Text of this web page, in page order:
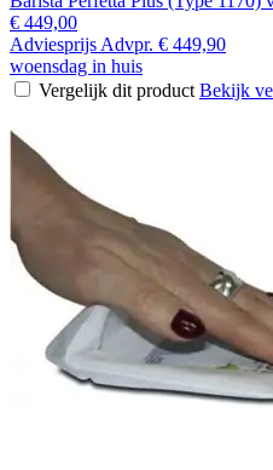
€ 449,00
Adviesprijs Advpr. € 449,90
woensdag in huis
Vergelijk dit product Bekijk